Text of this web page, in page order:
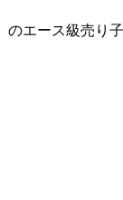
のエース級売